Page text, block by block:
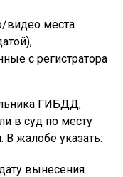
видео места
с регистратора
ГИБДД,
в суд по месту
жалобе указать:
вынесения.